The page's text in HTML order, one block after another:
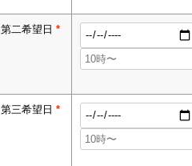
第二希望日 *
第三希望日 *